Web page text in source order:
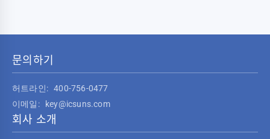
다. 추후 유지보수 시에도 명확한 경로 구성으로 고장 진단의 복잡성
을 낮춰줍니다. 구매 및 배포 제안: 이 선반을 극대화하여 활용하는 방
추는 것입니다. 다음 제안은 데이터 센터, 기업용 서버룸 또는 엣지 컴
퓨팅 환경에서 이 제품의 가치를 극대화하는 데 도움이 될 것입니다.
적용 시나리오 명확화: 데이터 센터, 기업 서버룸, 아니면 엣지 컴퓨
주변의 깔끔함과 심미성이 최우선 과제입니다. 설치가 간편하고 케이
에서 해당 제품은 15분 이내에 인스톨이 가능했으며, 전면 및 배면 가
데스크 하단 청결도를 50% 이상 향상시켰습니다. 타공을 원치 않는
사용자의 경우, 동봉된 에폭시계 무타공 본드가 콘크리트 및 목재 벽
면에서 72시간 경화된 후 최대 25kg의 정적 하중을 버텨내어 일반적
인 미들타워 본체를 안정적으로 거치할 수 있음을 확인했습니다. 시나
以及输入端防浪涌TVS阵列。
문의하기
허트라인: 400-756-0477
이메일:
key@icsuns.com
회사 소개